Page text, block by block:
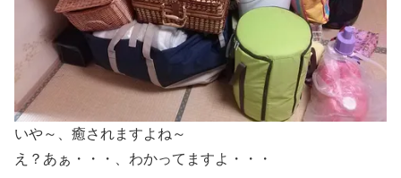
いや～、癒されますよね～
え？あぁ・・・、わかってますよ・・・